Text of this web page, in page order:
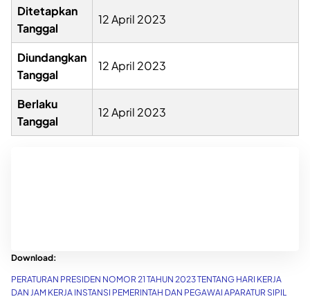
Ditetapkan
Tanggal
12 April 2023
Diundangkan
Tanggal
12 April 2023
Berlaku
Tanggal
12 April 2023
Download:
PERATURAN PRESIDEN NOMOR 21 TAHUN 2023 TENTANG HARI KERJA
DAN JAM KERJA INSTANSI PEMERINTAH DAN PEGAWAI APARATUR SIPIL